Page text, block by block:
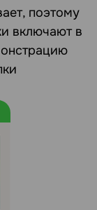
поэтому
включают в